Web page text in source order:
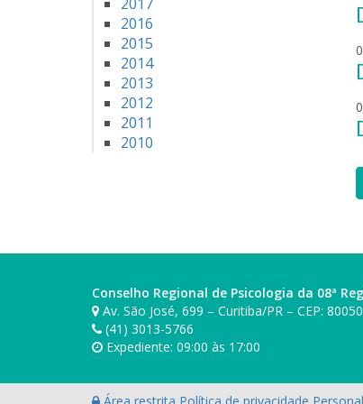
2016
2015
2014
2013
2012
2011
2010
Conselho Regional de Psicologia da 08ª
Av. São José, 699 – Curitiba/PR – CEP:
(41) 3013-5766
Expediente: 09:00 às 17:00